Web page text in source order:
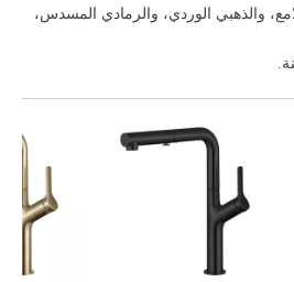
والذهبي الوردي، والرمادي المسدس،